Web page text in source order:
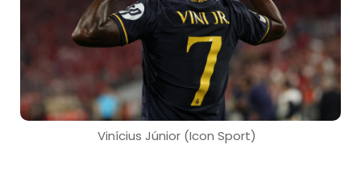
Vinícius Júnior (Icon Sport)